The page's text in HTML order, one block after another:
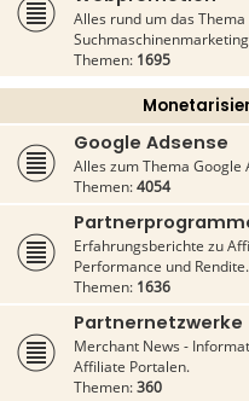
Alles rund um das
Themen: 1695
Google Adsense
Alles zum Thema Google
Themen:4054
Erfahrungsberichte zu
Performance und Rendite.
Themen: 1636
Partnernetzwerke
Merchant News -
Affiliate Portalen.
Themen:360